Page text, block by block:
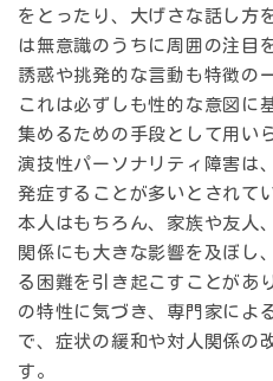
をとったり、大げさな話し方
は無意識のうちに周囲の注目
誘惑や挑発的な言動も特徴の
これは必ずしも性的な意図に
集めるための手段として用い
演技性パーソナリティ障害は
発症することが多いとされて
本人はもちろん、家族や友人
関係にも大きな影響を及ぼし
る困難を引き起こすことがあ
の特性に気づき、専門家によ
で、症状の緩和や対人関係の
す。